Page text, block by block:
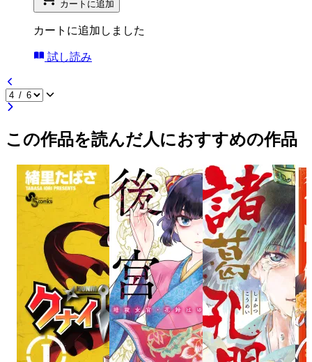
カートに追加
カートに追加しました
試し読み
この作品を読んだ人におすすめの作品